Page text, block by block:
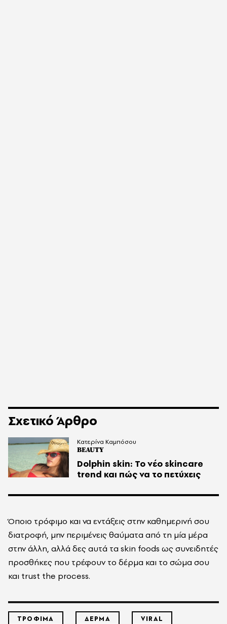
Σχετικό Άρθρο
BEAUTY
Dolphin skin: Το νέο skincare
trend και πώς να το πετύχεις
Κατερίνα Καμπόσου
Όποιο τρόφιμο και να εντάξεις στην καθημερινή σου
διατροφή, μην περιμένεις θαύματα από τη μία μέρα
στην άλλη, αλλά δες αυτά τα skin foods ως συνειδητές
προσθήκες που τρέφουν το δέρμα και το σώμα σου
και trust the process.
ΤΡΟΦΙΜΑ ΔΕΡΜΑ VIRAL